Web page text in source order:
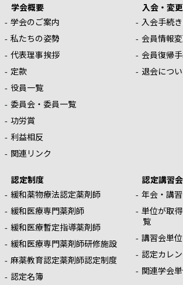
学会概要
学会のご案内
私たちの姿勢
代表理事挨拶
定款
役員一覧
委員会・委員一覧
功労賞
利益相反
関連リンク
入会・変
入会手続
会員情報
会員復帰
退会につ
認定制度
緩和薬物療法認定薬剤師
緩和医療専門薬剤師
緩和医療暫定指導薬剤師
緩和医療専門薬剤師研修施設
麻薬教育認定薬剤師認定制度
認定名簿
認定講習会
年会・講
単位が取
覧
講習会単
認定カレ
関連学会